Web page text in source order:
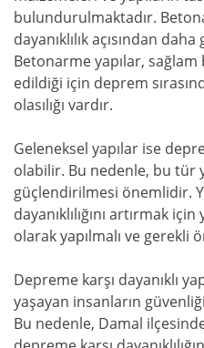
bulundurulmaktadır.
dayanıklılık açısından
Betonarme yapılar,
edildiği için deprem
olasılığı vardır.
Geleneksel yapılar ise
olabilir. Bu nedenle, bu tür
güçlendirilmesi önemlidir.
dayanıklılığını artırmak
olarak yapılmalı ve gerekli
Depreme karşı dayanıklı
yaşayan insanların
Bu nedenle, Damal